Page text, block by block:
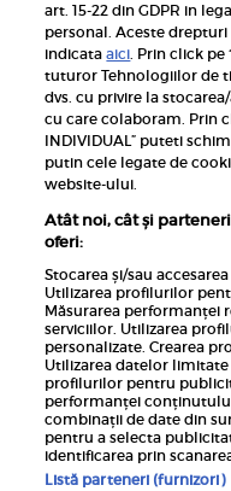
Pariază responsabil!
Jocurile de noroc sunt
Links
Calculator sarcina
Rețete
Libertatea
Viva
Libertatea pentru femei
Avantaje
art. 15-22 din GDPR in
personal. Aceste
indicataaici. Prin click pe
tuturor Tehnologiilor de
dvs. cu privire la
cu care colaboram. Prin
INDIVIDUAL” puteti
putin cele legate de
website-ului.
Atât noi, cât și
oferi:
Stocarea și/sau
Utilizarea profilurilor
Măsurarea performanței
serviciilor. Utilizarea
personalizate. Crearea
Utilizarea datelor
profilurilor pentru
performanței
combinații de date din
pentru a selecta
identificarea prin
Listă parteneri (furnizori)